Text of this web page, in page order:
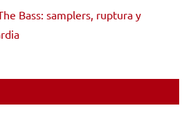
Bass: samplers, ruptura y